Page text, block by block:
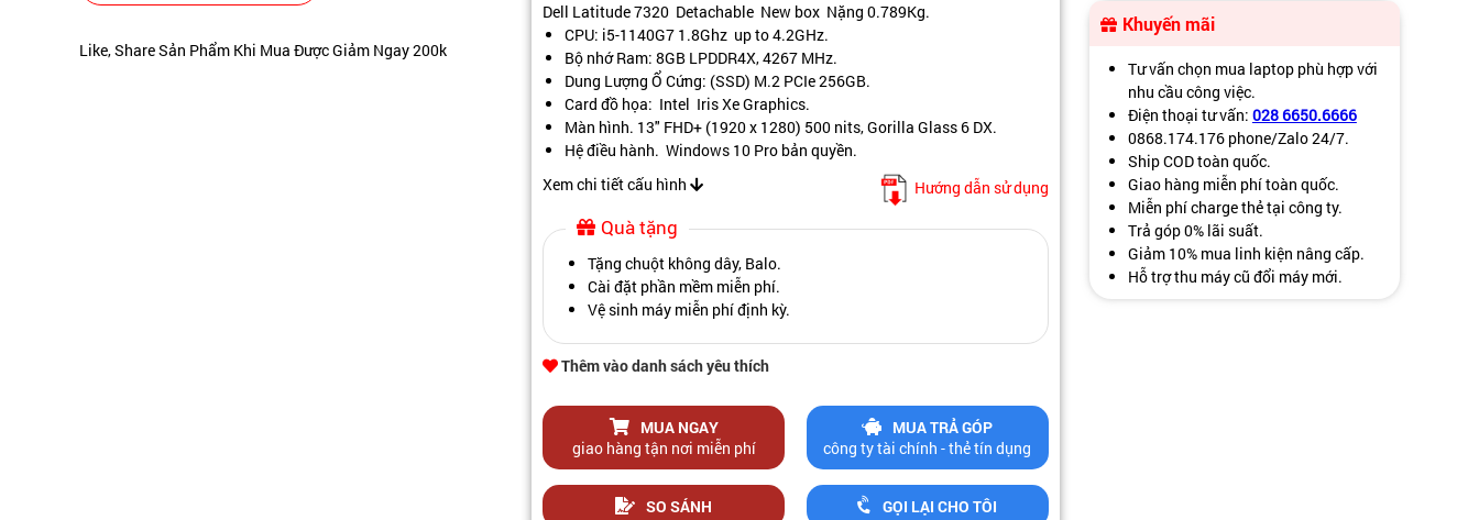
Like, Share Sản Phẩm Khi Mua Được Giảm Ngay 200k
Dell Latitude 7320 Detachable New box Nặng 0.789Kg.
CPU: i5-1140G7 1.8Ghz up to 4.2GHz.
Bộ nhớ Ram: 8GB LPDDR4X, 4267 MHz.
Dung Lượng Ổ Cứng: (SSD) M.2 PCIe 256GB.
Card đồ họa: Intel Iris Xe Graphics.
Màn hình. 13" FHD+ (1920 x 1280) 500 nits, Gorilla Glass 6 DX.
Hệ điều hành. Windows 10 Pro bản quyền.
Xem chi tiết cấu hình
Hướng dẫn sử dụng
Quà tặng
Tặng chuột không dây, Balo.
Cài đặt phần mềm miễn phí.
Vệ sinh máy miễn phí định kỳ.
Thêm vào danh sách yêu thích
MUA NGAY
giao hàng tận nơi miễn phí
MUA TRẢ GÓP
công ty tài chính - thẻ tín dụng
SO SÁNH GỌI LẠI CHO TÔI
Khuyến mãi
Tư vấn chọn mua laptop phù hợp với
nhu cầu công việc.
Điện thoại tư vấn: 028 6650.6666
0868.174.176 phone/Zalo 24/7.
Ship COD toàn quốc.
Giao hàng miễn phí toàn quốc.
Miễn phí charge thẻ tại công ty.
Trả góp 0% lãi suất.
Giảm 10% mua linh kiện nâng cấp.
Hỗ trợ thu máy cũ đổi máy mới.